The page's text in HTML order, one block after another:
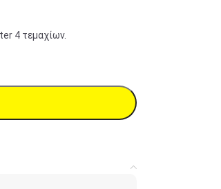
4 τεμαχίων.